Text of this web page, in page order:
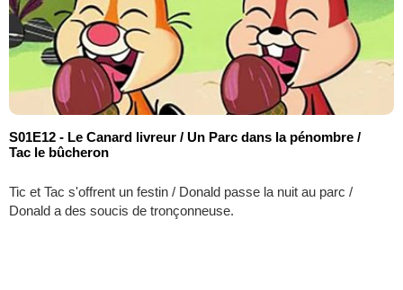
S01E12 - Le Canard livreur / Un Parc dans la pénombre /
Tac le bûcheron
Tic et Tac s'offrent un festin / Donald passe la nuit au parc /
Donald a des soucis de tronçonneuse.